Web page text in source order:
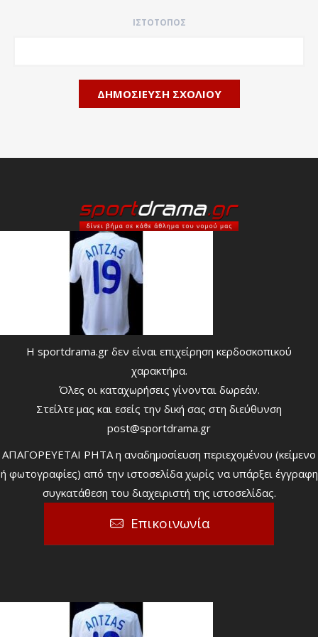
ΙΣΤΌΤΟΠΟΣ
Η sportdrama.gr δεν είναι επιχείρηση κερδοσκοπικού
χαρακτήρα.
Όλες οι καταχωρήσεις γίνονται δωρεάν.
Στείλτε μας και εσείς την δική σας στη διεύθυνση
post@sportdrama.gr
ΑΠΑΓΟΡΕΥΕΤΑΙ ΡΗΤΑ η αναδημοσίευση περιεχομένου (κείμενο
ή φωτογραφίες) από την ιστοσελίδα χωρίς να υπάρξει έγγραφη
συγκατάθεση του διαχειριστή της ιστοσελίδας.
Επικοινωνία